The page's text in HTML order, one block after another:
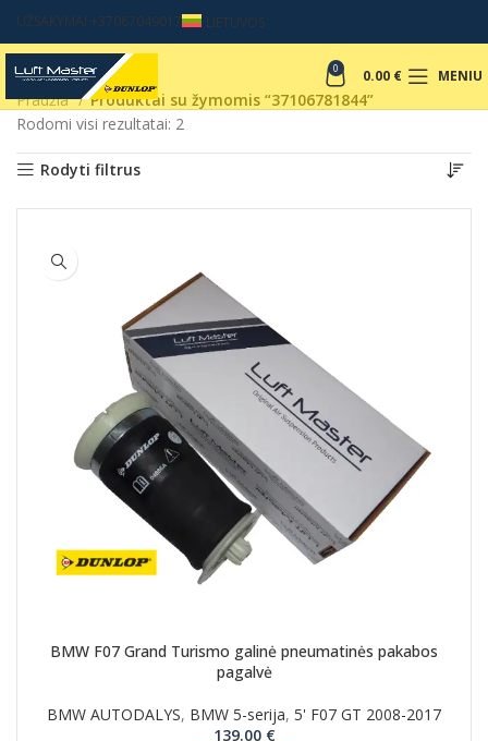
UŽSAKYMAI +37067049017 LIETUVOS
0 0.00 € MENIU
Pradžia
Produktai su žymomis “37106781844”
Rodomi visi rezultatai: 2
Rodyti filtrus
BMW F07 Grand Turismo galinė pneumatinės pakabos
pagalvė
BMW AUTODALYS, BMW 5-serija, 5' F07 GT 2008-2017
139.00 €